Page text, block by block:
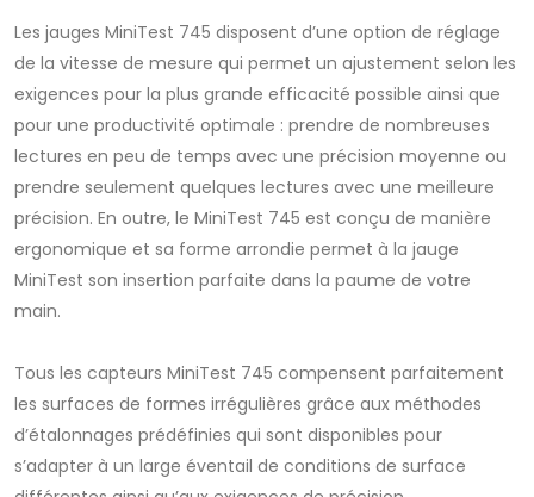
Les jauges MiniTest 745 disposent d’une option de réglage
de la vitesse de mesure qui permet un ajustement selon les
exigences pour la plus grande efficacité possible ainsi que
pour une productivité optimale : prendre de nombreuses
lectures en peu de temps avec une précision moyenne ou
prendre seulement quelques lectures avec une meilleure
précision. En outre, le MiniTest 745 est conçu de manière
ergonomique et sa forme arrondie permet à la jauge
MiniTest son insertion parfaite dans la paume de votre
main.
Tous les capteurs MiniTest 745 compensent parfaitement
les surfaces de formes irrégulières grâce aux méthodes
d’étalonnages prédéfinies qui sont disponibles pour
s’adapter à un large éventail de conditions de surface